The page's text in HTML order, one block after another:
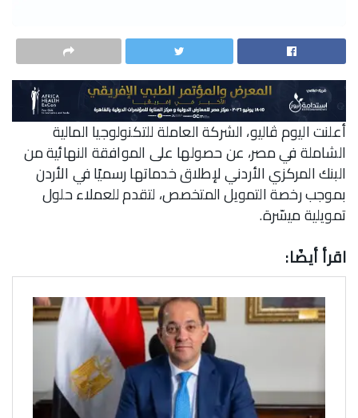
أعلنت اليوم ڤاليو، الشركة العاملة للتكنولوجيا المالية
الشاملة في مصر، عن حصولها على الموافقة النهائية من
البنك المركزي الأردني لإطلاق خدماتها رسميًا في الأردن
بموجب رخصة التمويل المتخصص، لتقدم للعملاء حلول
تمويلية ميسّرة.
اقرأ أيضًا: